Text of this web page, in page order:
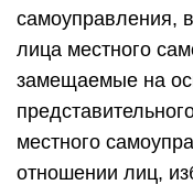
самоуправления,
лица местного
замещаемые на
местного
отношении лиц,